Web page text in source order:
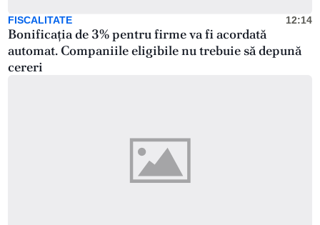
FISCALITATE 12:14
Bonificația de 3% pentru firme va fi acordată
automat. Companiile eligibile nu trebuie să depună
cereri